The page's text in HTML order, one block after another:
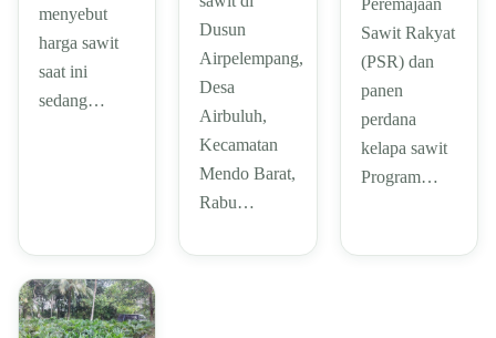
menyebut
harga sawit
saat ini
sedang…
Dusun
Airpelempang,
Desa
Airbuluh,
Kecamatan
Mendo Barat,
Rabu…
Peremajaan
Sawit Rakyat
(PSR) dan
panen
perdana
kelapa sawit
Program…